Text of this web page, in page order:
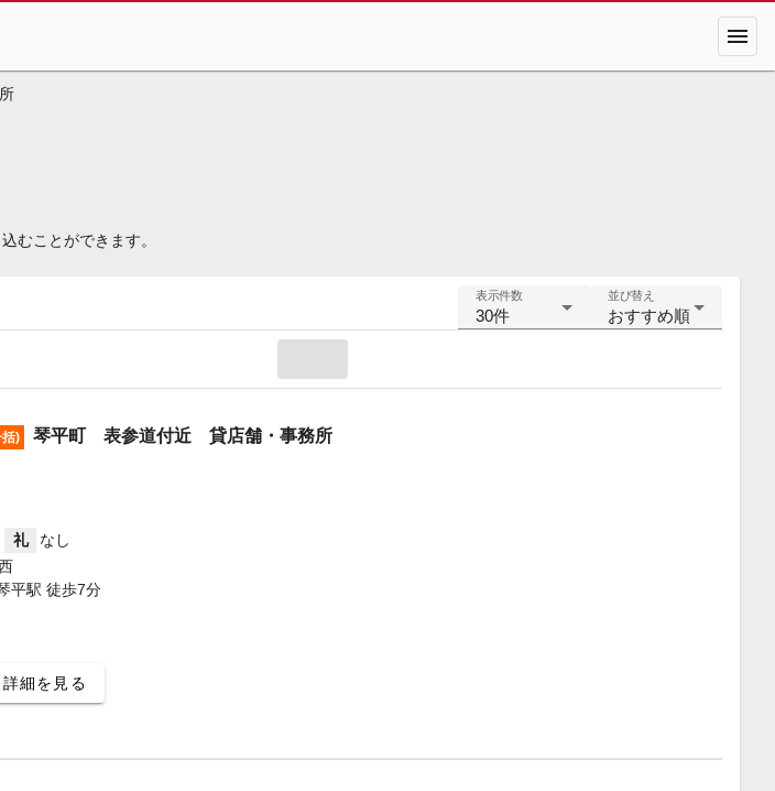
menu
むことができます。
表示件数
30件
並び替え
おすすめ順
) 琴平町 表参道付近 貸店舗・事務所
礼
なし
平駅 徒歩7分
詳細を見る